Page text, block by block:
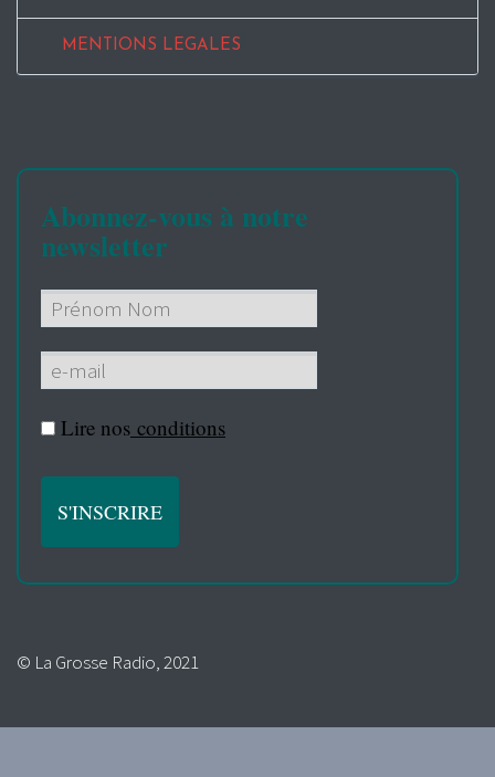
MENTIONS LEGALES
Abonnez-vous à notre
newsletter
Lire nos conditions
© La Grosse Radio, 2021